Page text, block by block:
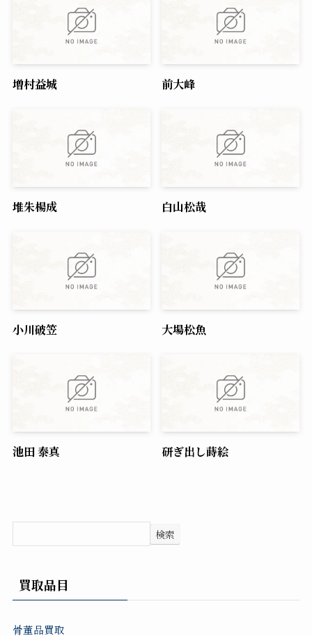
増村益城 前大峰
堆朱楊成 白山松哉
小川破笠 大場松魚
池田 泰真 研ぎ出し蒔絵
検索
買取品目
骨董品買取